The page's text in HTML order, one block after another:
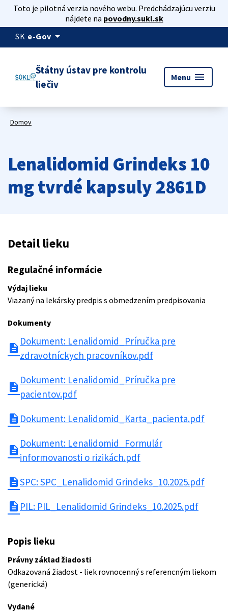
Toto je pilotná verzia nového webu. Predchádzajúcu verziu
nájdete na povodny.sukl.sk
SK e-Gov arrow_drop_down
Štátny ústav pre kontrolu
liečiv
Menu menu
Domov
Lenalidomid Grindeks 10
mg tvrdé kapsuly 2861D
Detail lieku
Regulačné informácie
Výdaj lieku
Viazaný na lekársky predpis s obmedzením predpisovania
Dokumenty
description
Dokument: Lenalidomid_Príručka pre
zdravotníckych pracovníkov.pdf
description
Dokument: Lenalidomid_Príručka pre
pacientov.pdf
description Dokument: Lenalidomid_Karta_pacienta.pdf
description
Dokument: Lenalidomid_Formulár
informovanosti o rizikách.pdf
descriptionSPC: SPC_Lenalidomid Grindeks_10.2025.pdf
description PIL: PIL_Lenalidomid Grindeks_10.2025.pdf
Popis lieku
Právny základ žiadosti
Odkazovaná žiadost - liek rovnocenný s referencným liekom
(generická)
Vydané